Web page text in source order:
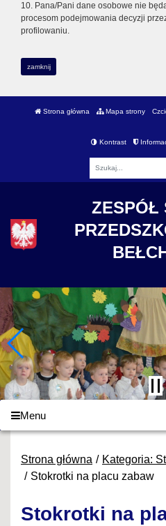
10. Pana/Pani dane osobowe nie
procesom podejmowania decyzji
profilowaniu.
zamknij
Strona główna Mapa strony
Kontrast
ZESPÓŁ
Menu
Strona główna
Kategoria:
Stokrotki na placu zabaw
Stokrotki na